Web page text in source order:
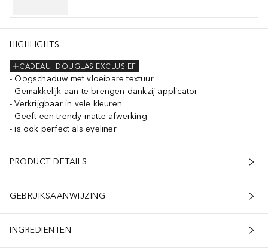
HIGHLIGHTS
DOUGLAS EXCLUSIEF
CADEAU
Oogschaduw met vloeibare textuur
Gemakkelijk aan te brengen dankzij applicator
Verkrijgbaar in vele kleuren
Geeft een trendy matte afwerking
is ook perfect als eyeliner
PRODUCT DETAILS
GEBRUIKSAANWIJZING
INGREDIËNTEN